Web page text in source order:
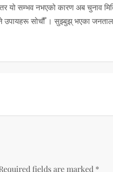
यो सम्भव नभएको कारण अब चुनाव
उपायहरू सोचौँ । सुझ्बुझ् भएका
fields are marked *